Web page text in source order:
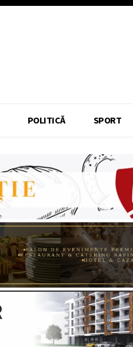
POLITICĂ SPORT